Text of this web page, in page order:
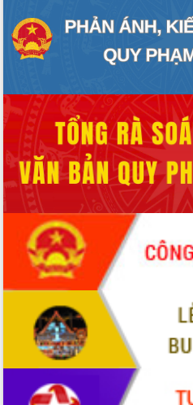
UBND tỉnh họp báo định kỳ tháng 4
năm 2026
Hội thảo khoa học “Giải pháp thúc đẩy
Tăng cường giám sát, đôn đốc thực
hiện nhiệm vụ quản lý tài sản công
hàng tuần
Tháo gỡ những vướng mắc, đẩy mạnh
công tác cải cách thủ tục hành chính
tại Trung tâm Phục vụ hành chính
công tỉnh
Đắk Lắk: Tôn vinh 46 giải pháp tại Hội
thi Sáng tạo Kỹ thuật 2024 - 2025
Đắk Lắk rà soát, điều chỉnh Đề án 190
về phát triển nuôi trồng thủy sản
Phó Chủ tịch UBND tỉnh Đắk Lắk
Trương Công Thái kiểm tra thực địa
Dự án cao tốc Khánh Hòa - Buôn Ma
Thuột
Định vị cà phê Việt Nam như một “di
sản sống” trong dòng chảy toàn cầu